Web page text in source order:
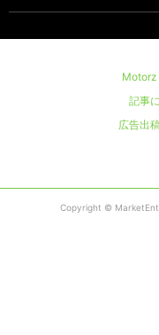
Motorz
記事
広告出
Copyright ©